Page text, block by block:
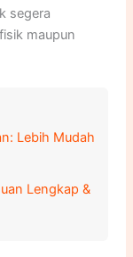
segera
maupun
Lebih Mudah
Lengkap &